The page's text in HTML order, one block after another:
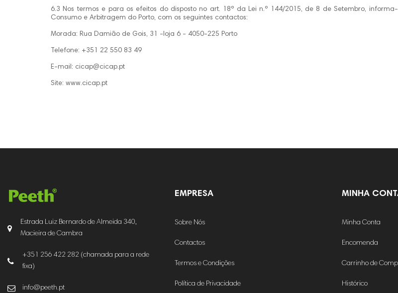
6.3 Nos termos e para os efeitos do disposto no art. 18º da Lei n.º 144/2015, de 8 de Setembro,
Consumo e Arbitragem do Porto, com os seguintes contactos:
Morada: Rua Damião de Gois, 31 -loja 6 - 4050-225 Porto
Telefone: +351 22 550 83 49
E-mail: cicap@cicap.pt
Site: www.cicap.pt
Estrada Luiz Bernardo de Almeida 340,
Macieira de Cambra
+351 256 422 282 (chamada para a rede
fixa)
info@peeth.pt
EMPRESA
Sobre Nós
Contactos
Termos e Condições
Política de Privacidade
MINHA
Minha Conta
Encomenda
Carrinho de
Histórico